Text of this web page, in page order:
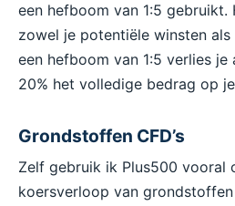
een hefboom van 1:5 gebruikt.
zowel je potentiële winsten als
een hefboom van 1:5 verlies je
20% het volledige bedrag op
Grondstoffen CFD’s
Zelf gebruik ik Plus500 vooral
koersverloop van